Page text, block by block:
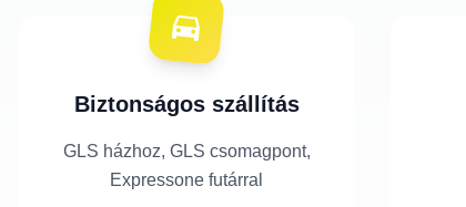
Biztonságos szállítás
GLS házhoz, GLS csomagpont,
Expressone futárral